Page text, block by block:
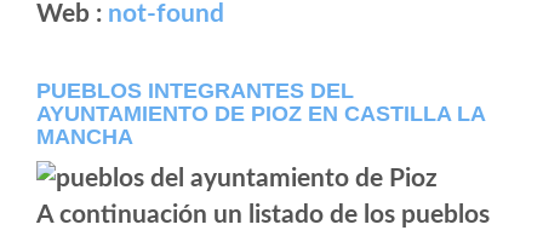
Web : not-found
PUEBLOS INTEGRANTES DEL
AYUNTAMIENTO DE PIOZ EN CASTILLA LA
MANCHA
A continuación un listado de los pueblos